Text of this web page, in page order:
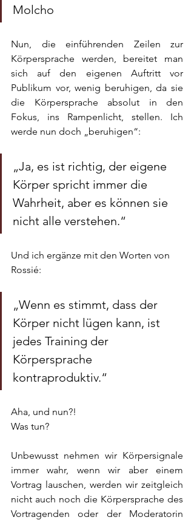
Molcho
Nun, die einführenden Zeilen zur
Körpersprache werden, bereitet man
sich auf den eigenen Auftritt vor
Publikum vor, wenig beruhigen, da sie
die Körpersprache absolut in den
Fokus, ins Rampenlicht, stellen. Ich
werde nun doch „beruhigen“:
„Ja, es ist richtig, der eigene
Körper spricht immer die
Wahrheit, aber es können sie
nicht alle verstehen.“
Und ich ergänze mit den Worten von
Rossié:
„Wenn es stimmt, dass der
Körper nicht lügen kann, ist
jedes Training der
Körpersprache
kontraproduktiv.“
Aha, und nun?!
Was tun?
Unbewusst nehmen wir Körpersignale
immer wahr, wenn wir aber einem
Vortrag lauschen, werden wir zeitgleich
nicht auch noch die Körpersprache des
Vortragenden oder der Moderatorin